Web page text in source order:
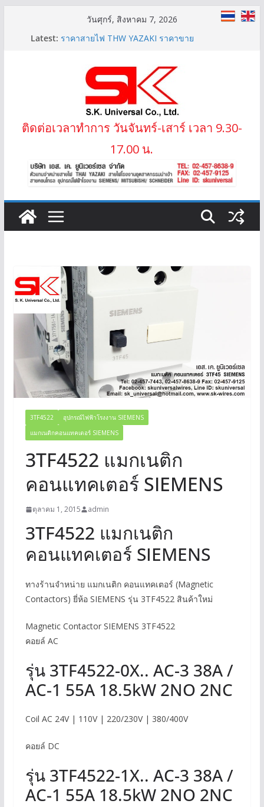
วันศุกร์, สิงหาคม 7, 2026
Latest: สายไฟ THW(f) (VSF) สายคอนโทรลทองแดงฝอย
IEC02 THW(f) 25 MM2 (VSF)
สาย XLPE 3.6/6(7.2)KV 1×95 MM2
ติดต่อเวลาทำการ วันจันทร์-เสาร์ เวลา 9.30-
17.00 น.
3TF4522
อุปกรณ์ไฟฟ้าโรงงาน SIEMENS
แมกเนติกคอนแทคเตอร์ SIEMENS
3TF4522 แมกเนติก
คอนแทคเตอร์ SIEMENS
ตุลาคม 1, 2015 admin
3TF4522 แมกเนติก
คอนแทคเตอร์ SIEMENS
ทางร้านจำหน่าย แมกเนติก คอนแทคเตอร์ (Magnetic
Contactors) ยี่ห้อ SIEMENS รุ่น 3TF4522 สินค้าใหม่
Magnetic Contactor SIEMENS 3TF4522
คอยล์ AC
รุ่น 3TF4522-0X.. AC-3 38A /
AC-1 55A 18.5kW 2NO 2NC
Coil AC 24V | 110V | 220/230V | 380/400V
คอยล์ DC
รุ่น 3TF4522-1X.. AC-3 38A /
AC-1 55A 18.5kW 2NO 2NC